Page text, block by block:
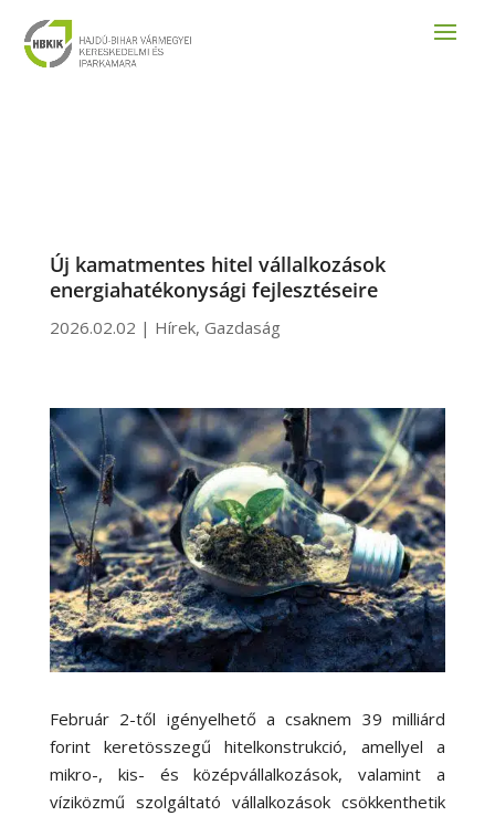
Új kamatmentes hitel vállalkozások
energiahatékonysági fejlesztéseire
2026.02.02 | Hírek, Gazdaság
Február 2-től igényelhető a csaknem 39 milliárd
forint keretösszegű hitelkonstrukció, amellyel a
mikro-, kis- és középvállalkozások, valamint a
víziközmű szolgáltató vállalkozások csökkenthetik